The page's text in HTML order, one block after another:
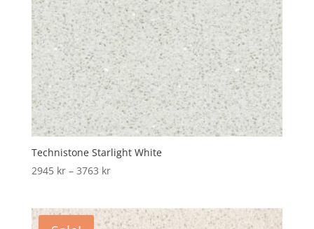
Technistone Starlight White
2945 kr – 3763 krPrice
through